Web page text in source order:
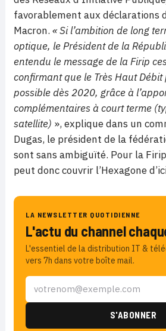
favorablement aux déclarations
Macron. «Si l’ambition de long
optique, le Président de la
entendu le message de la Firip
confirmant que le Très Haut Débit
possible dès 2020, grâce à
complémentaires à court terme
satellite) », explique dans un
Dugas, le président de la
sont sans ambiguïté. Pour la
peut donc couvrir l’Hexagone
LA NEWSLETTER QUOTIDIENNE
L'actu du channel
L'essentiel de la distribution IT &
vers 7h dans votre boîte mail.